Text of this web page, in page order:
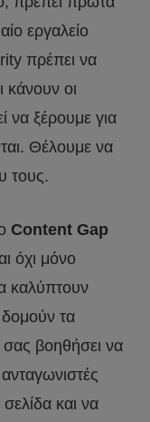
εργαλείο
πρέπει να
κάνουν οι
να ξέρουμε για
Θέλουμε να
τους.
Content Gap
όχι μόνο
καλύπτουν
τα
βοηθήσει να
και να